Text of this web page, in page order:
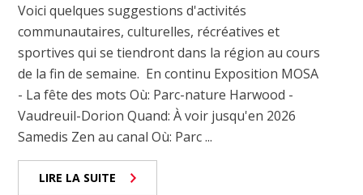
Voici quelques suggestions d'activités
communautaires, culturelles, récréatives et
sportives qui se tiendront dans la région au cours
de la fin de semaine. En continu Exposition MOSA
- La fête des mots Où: Parc-nature Harwood -
Vaudreuil-Dorion Quand: À voir jusqu'en 2026
Samedis Zen au canal Où: Parc ...
LIRE LA SUITE